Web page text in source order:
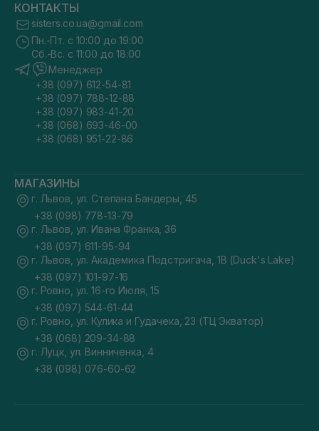
КОНТАКТЫ
sisters.co.ua@gmail.com
Пн.-Пт. с 10:00 до 19:00
Сб.-Вс. с 11:00 до 18:00
Менеджер
+38 (097) 612-54-81
+38 (097) 788-12-88
+38 (097) 983-41-20
+38 (068) 693-46-00
+38 (068) 951-22-86
МАГАЗИНЫ
г. Львов, ул. Степана Бандеры, 45
+38 (098) 778-13-79
г. Львов, ул. Ивана Франка, 36
+38 (097) 611-95-94
г. Львов, ул. Академика Подстригача, 1В (Duck's Lake)
+38 (097) 101-97-16
г. Ровно, ул. 16-го Июля, 15
+38 (097) 544-61-44
г. Ровно, ул. Кулика и Гудачека, 23 (ТЦ Экватор)
+38 (068) 209-34-88
г. Луцк, ул. Винниченка, 4
+38 (098) 076-60-62